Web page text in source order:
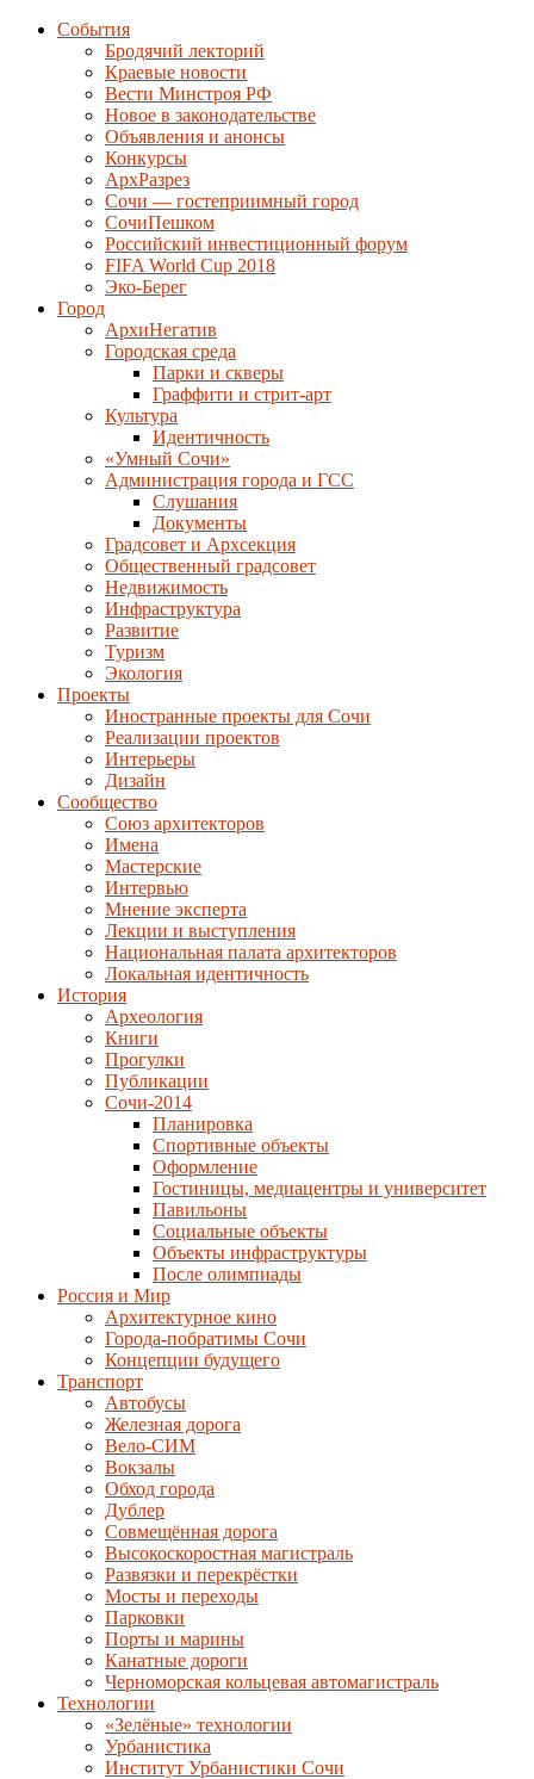
События
Бродячий лекторий
Краевые новости
Вести Минстроя РФ
Новое в законодательстве
Объявления и анонсы
Конкурсы
АрхРазрез
Сочи — гостеприимный город
СочиПешком
Российский инвестиционный форум
FIFA World Cup 2018
Эко-Берег
Город
АрхиНегатив
Городская среда
Парки и скверы
Граффити и стрит-арт
Культура
Идентичность
«Умный Сочи»
Администрация города и ГСС
Слушания
Документы
Градсовет и Архсекция
Общественный градсовет
Недвижимость
Инфраструктура
Развитие
Туризм
Экология
Проекты
Иностранные проекты для Сочи
Реализации проектов
Интерьеры
Дизайн
Сообщество
Союз архитекторов
Имена
Мастерские
Интервью
Мнение эксперта
Лекции и выступления
Национальная палата архитекторов
Локальная идентичность
История
Археология
Книги
Прогулки
Публикации
Сочи-2014
Планировка
Спортивные объекты
Оформление
Гостиницы, медиацентры и университет
Павильоны
Социальные объекты
Объекты инфраструктуры
После олимпиады
Россия и Мир
Архитектурное кино
Города-побратимы Сочи
Концепции будущего
Транспорт
Автобусы
Железная дорога
Вело-СИМ
Вокзалы
Обход города
Дублер
Совмещённая дорога
Высокоскоростная магистраль
Развязки и перекрёстки
Мосты и переходы
Парковки
Порты и марины
Канатные дороги
Черноморская кольцевая автомагистраль
Технологии
«Зелёные» технологии
Урбанистика
Институт Урбанистики Сочи